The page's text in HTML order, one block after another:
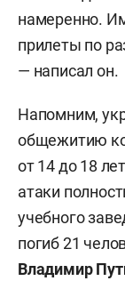
намеренно.
прилеты по
— написал он.
Напомним,
общежитию
от 14 до 18
атаки
учебного
погиб 21
Владимир